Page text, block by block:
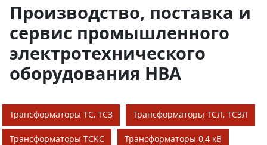
Производство, поставка и
сервис промышленного
электротехнического
оборудования НВА
Трансформаторы ТС, ТСЗ Трансформаторы ТСЛ, ТСЗЛ
Трансформаторы ТСКС Трансформаторы 0,4 кВ